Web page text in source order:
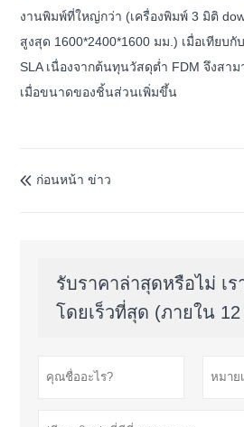
งานพิมพ์ที่ใหญ่กว่า (เครื่องพิมพ์ 3 มิติ
สูงสุด 1600*2400*1600 มม.) เมื่อเทียบกั
SLA เนื่องจากต้นทุนวัสดุต่ำ FDM จึงสา
เมื่อขนาดของชิ้นส่วนเพิ่มขึ้น
 ก่อนหน้า ข่าว
รับราคาล่าสุดหรือไม่ เ
โดยเร็วที่สุด (ภายใน